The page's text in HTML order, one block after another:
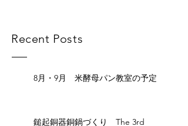
Recent Posts
8月・9月 米酵母パン教室の予定
鎚起銅器銅鍋づくり The 3rd